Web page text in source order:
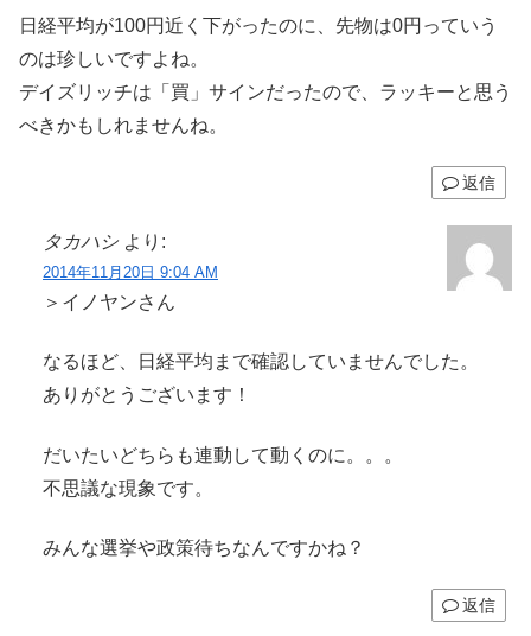
日経平均が100円近く下がったのに、先物は0円っていう
のは珍しいですよね。
デイズリッチは「買」サインだったので、ラッキーと思う
べきかもしれませんね。
返信
タカハシ より:
2014年11月20日 9:04 AM
＞イノヤンさん
なるほど、日経平均まで確認していませんでした。
ありがとうございます！
だいたいどちらも連動して動くのに。。。
不思議な現象です。
みんな選挙や政策待ちなんですかね？
返信